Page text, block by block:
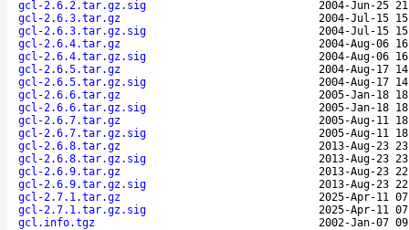
gcl-2.6.2.tar.gz.sig
2004-Jun-25
gcl-2.6.3.tar.gz
2004-Jul-15
gcl-2.6.3.tar.gz.sig
2004-Jul-15
gcl-2.6.4.tar.gz
2004-Aug-06
gcl-2.6.4.tar.gz.sig
2004-Aug-06
gcl-2.6.5.tar.gz
2004-Aug-17
gcl-2.6.5.tar.gz.sig
2004-Aug-17
gcl-2.6.6.tar.gz
2005-Jan-18
gcl-2.6.6.tar.gz.sig
2005-Jan-18
gcl-2.6.7.tar.gz
2005-Aug-11
gcl-2.6.7.tar.gz.sig
2005-Aug-11
gcl-2.6.8.tar.gz
2013-Aug-23
gcl-2.6.8.tar.gz.sig
2013-Aug-23
gcl-2.6.9.tar.gz
2013-Aug-23
gcl-2.6.9.tar.gz.sig
2013-Aug-23
gcl-2.7.1.tar.gz
2025-Apr-11
gcl-2.7.1.tar.gz.sig
2025-Apr-11
gcl.info.tgz
2002-Jan-07